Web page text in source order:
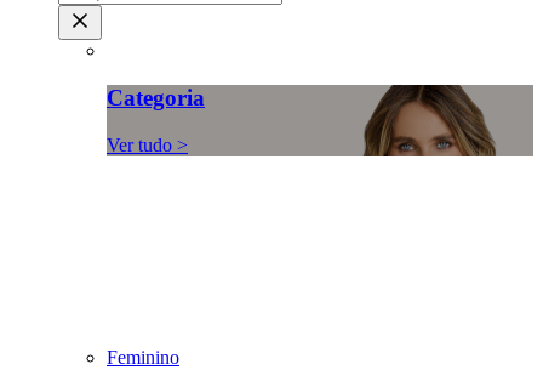
Categoria
Ver tudo >
Feminino